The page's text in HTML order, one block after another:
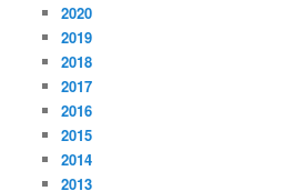
2020
2019
2018
2017
2016
2015
2014
2013